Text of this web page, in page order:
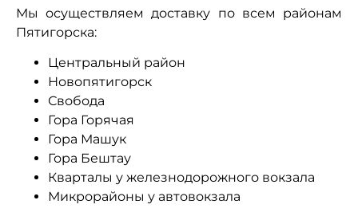
Мы осуществляем доставку по всем районам
Пятигорска:
Центральный район
Новопятигорск
Свобода
Гора Горячая
Гора Машук
Гора Бештау
Кварталы у железнодорожного вокзала
Микрорайоны у автовокзала